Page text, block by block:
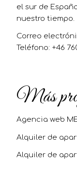
el sur de
nuestro tiempo.
Correo
Teléfono: +46
Más
Agencia web
Alquiler de
Alquiler de